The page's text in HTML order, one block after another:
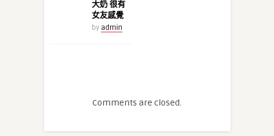
大奶 很有
女友感覺
by admin
Comments are closed.